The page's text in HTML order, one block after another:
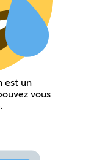
est un
vous